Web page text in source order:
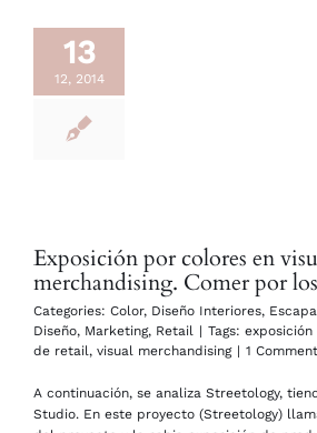
13
12, 2014
Exposición por colores en
merchandising. Comer por
Categories: Color, Diseño Interiores,
Diseño, Marketing, Retail | Tags:
de retail, visual merchandising | 1 Comment
A continuación, se analiza Streetology,
Studio. En este proyecto (Streetology)